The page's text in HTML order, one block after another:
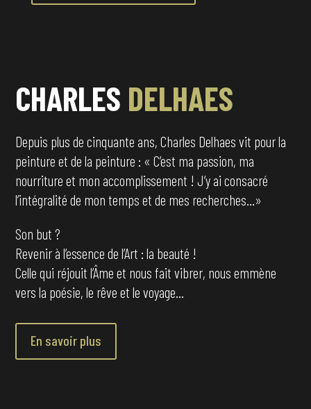
CHARLES DELHAES
Depuis plus de cinquante ans, Charles Delhaes vit pour la
peinture et de la peinture : « C’est ma passion, ma
nourriture et mon accomplissement ! J’y ai consacré
l’intégralité de mon temps et de mes recherches…»
Son but ?
Revenir à l’essence de l’Art : la beauté !
Celle qui réjouit l’Âme et nous fait vibrer, nous emmène
vers la poésie, le rêve et le voyage…
En savoir plus